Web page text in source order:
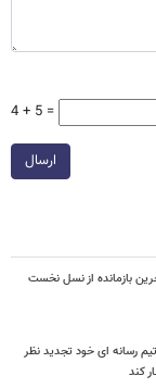
4 + 5 =
ارسال
شورای نگهبان؛ آخرین بازمانده از نسل نخست
رسانه ای خود تجدید نظر
کند